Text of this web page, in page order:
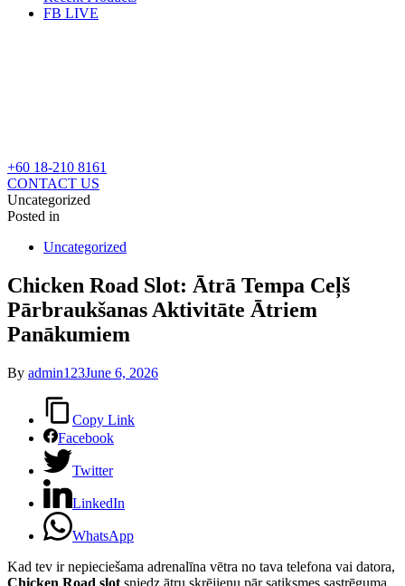
FB LIVE
+60 18-210 8161
CONTACT US
Uncategorized
Posted in
Uncategorized
Chicken Road Slot: Ātrā Tempa Ceļš
Pārbraukšanas Aktivitāte Ātriem
Panākumiem
By admin123June 6, 2026
Copy Link
Facebook
Twitter
LinkedIn
WhatsApp
Kad tev ir nepieciešama adrenalīna vētra no tava telefona vai datora,
Chicken Road slot sniedz ātru skrējienu pār satiksmes sastrēguma